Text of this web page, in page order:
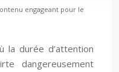
engageant pour le
la durée d’attention
dangereusement